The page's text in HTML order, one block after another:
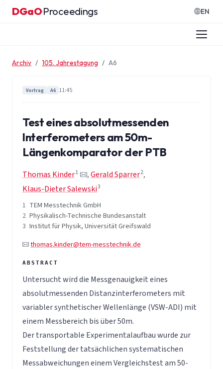
Zum Inhalt springen
DGaO·Proceedings EN
Archiv 105. Jahrestagung A6
Vortrag A6 11:45
Test eines absolutmessenden
lnterferometers am 50m-
Längenkomparator der PTB
Thomas Kinder1 ,Gerald Sparrer2,
Klaus-Dieter Salewski3
1 TEM Messtechnik GmbH
2 Physikalisch-Technische Bundesanstalt
3 Institut für Physik, Universität Greifswald
thomas.kinder@tem-messtechnik.de
Untersucht wird die Messgenauigkeit eines
absolutmessenden Distanzinterferometers mit
variabler synthetischer Wellenlänge (VSW-ADI) mit
einem Messbereich bis über 50m.
Der transportable Experimentalaufbau wurde zur
Feststellung der tatsächlichen systematischen
Messabweichungen einem Vergleichstest am 50-